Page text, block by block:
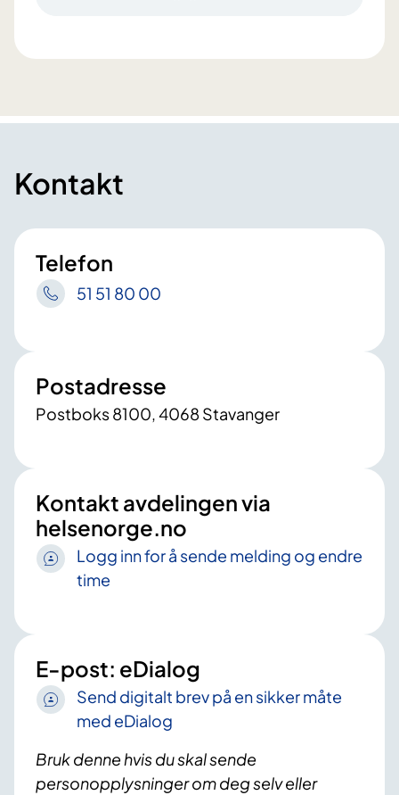
Kontakt
Telefon
51 51 80 00
Postadresse
Postboks 8100, 4068 Stavanger
Kontakt avdelingen via
helsenorge.no
Logg inn for å sende melding og endre
time
E-post: eDialog
Send digitalt brev på en sikker måte
med eDialog
Bruk denne hvis du skal sende
personopplysninger om deg selv eller